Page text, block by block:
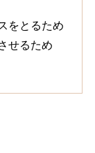
をとるため
せるため